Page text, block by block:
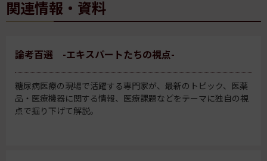
関連情報・資料
論考百選 -エキスパートたちの視点-
糖尿病医療の現場で活躍する専門家が、最新のトピック、医薬
品・医療機器に関する情報、医療課題などをテーマに独自の視
点で掘り下げて解説。